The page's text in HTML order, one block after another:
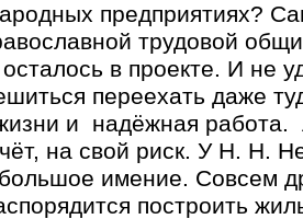
предприятиях?
трудовой
осталось в проекте. И не
переехать даже
и надёжная работа.
на свой риск. У Н. Н.
имение. Совсем
построить